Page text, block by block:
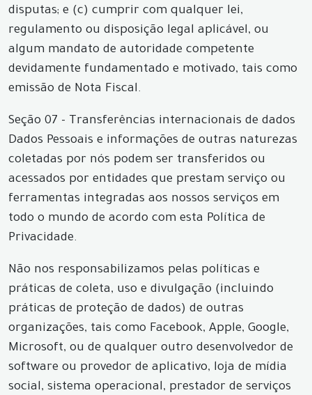
disputas; e (c) cumprir com qualquer lei,
regulamento ou disposição legal aplicável, ou
algum mandato de autoridade competente
devidamente fundamentado e motivado, tais como
emissão de Nota Fiscal.
Seção 07 - Transferências internacionais de dados
Dados Pessoais e informações de outras naturezas
coletadas por nós podem ser transferidos ou
acessados por entidades que prestam serviço ou
ferramentas integradas aos nossos serviços em
todo o mundo de acordo com esta Política de
Privacidade.
Não nos responsabilizamos pelas políticas e
práticas de coleta, uso e divulgação (incluindo
práticas de proteção de dados) de outras
organizações, tais como Facebook, Apple, Google,
Microsoft, ou de qualquer outro desenvolvedor de
software ou provedor de aplicativo, loja de mídia
social, sistema operacional, prestador de serviços